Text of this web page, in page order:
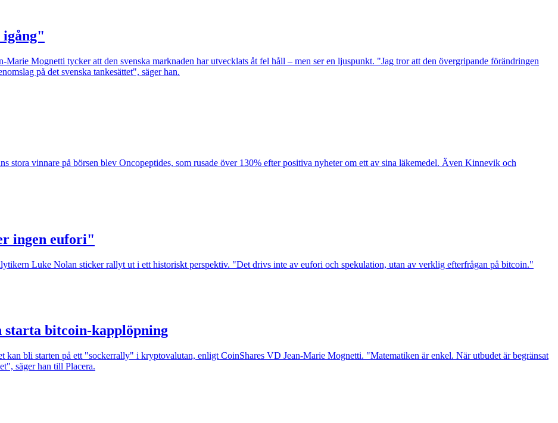
Mognetti tycker att den svenska marknaden har utvecklats åt fel håll – men ser en ljuspunkt. "Jag tror att den övergripande förändringen
på det svenska tankesättet", säger han.
stora vinnare på börsen blev Oncopeptides, som rusade över 130% efter positiva nyheter om ett av sina läkemedel. Även Kinnevik och
ingen eufori"
Luke Nolan sticker rallyt ut i ett historiskt perspektiv. "Det drivs inte av eufori och spekulation, utan av verklig efterfrågan på bitcoin."
starta bitcoin-kapplöpning
bli starten på ett "sockerrally" i kryptovalutan, enligt CoinShares VD Jean-Marie Mognetti. "Matematiken är enkel. När utbudet är begränsat
säger han till Placera.